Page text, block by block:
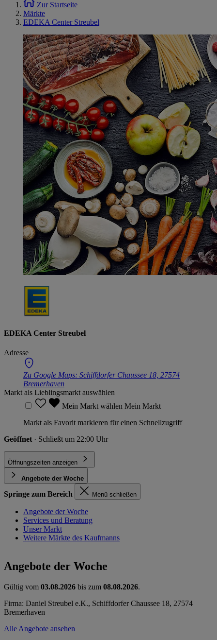
Zur Startseite
Märkte
EDEKA Center Streubel
EDEKA Center Streubel
Adresse
Zu Google Maps: Schiffdorfer Chaussee 18, 27574
Bremerhaven
Markt als Lieblingsmarkt auswählen
Mein Markt wählen Mein Markt
Markt als Favorit markieren für einen Schnellzugriff
Geöffnet · Schließt um 22:00 Uhr
Öffnungszeiten anzeigen
Angebote der Woche
Springe zum Bereich Menü schließen
Angebote der Woche
Services und Beratung
Unser Markt
Weitere Märkte des Kaufmanns
Angebote der Woche
Gültig vom 03.08.2026 bis zum 08.08.2026.
Firma: Daniel Streubel e.K., Schiffdorfer Chaussee 18, 27574
Bremerhaven
Alle Angebote ansehen